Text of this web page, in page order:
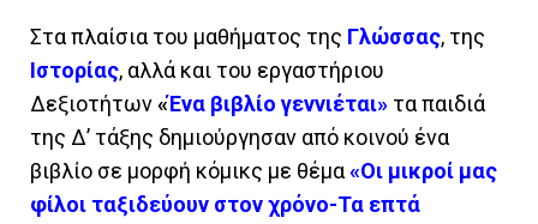
Στα πλαίσια του μαθήματος της Γλώσσας, της
Ιστορίας, αλλά και του εργαστήριου
Δεξιοτήτων«Ένα βιβλίο γεννιέται» τα παιδιά
της Δ’ τάξης δημιούργησαν από κοινού ένα
βιβλίο σε μορφή κόμικς με θέμα«Οι μικροί μας
φίλοι ταξιδεύουν στον χρόνο-Τα επτά